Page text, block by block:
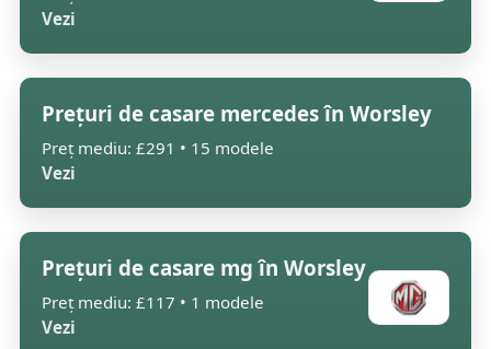
Vezi
Prețuri de casare mercedes în Worsley
Preț mediu: £291 • 15 modele
Vezi
Prețuri de casare mg în Worsley
Preț mediu: £117 • 1 modele
Vezi